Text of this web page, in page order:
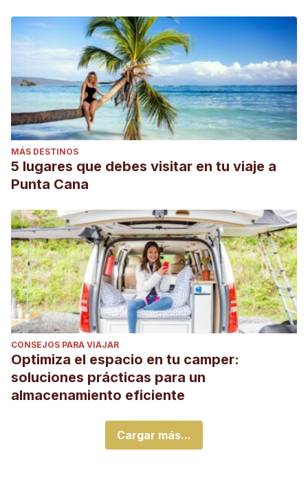
MÁS DESTINOS
5 lugares que debes visitar en tu viaje a
Punta Cana
CONSEJOS PARA VIAJAR
Optimiza el espacio en tu camper:
soluciones prácticas para un
almacenamiento eficiente
Cargar más...